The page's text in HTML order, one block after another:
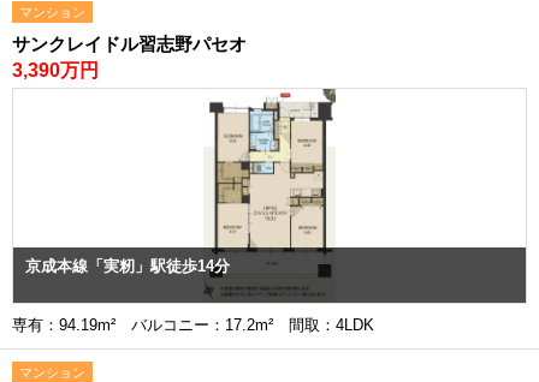
マンション
サンクレイドル習志野パセオ
3,390万円
京成本線「実籾」駅徒歩14分
専有：94.19m² バルコニー：17.2m² 間取：4LDK
マンション